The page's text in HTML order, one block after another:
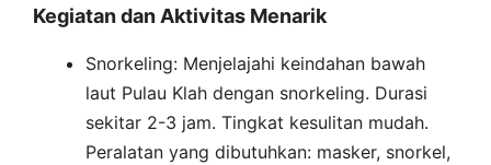
Kegiatan dan Aktivitas Menarik
Snorkeling: Menjelajahi keindahan bawah
laut Pulau Klah dengan snorkeling. Durasi
sekitar 2-3 jam. Tingkat kesulitan mudah.
Peralatan yang dibutuhkan: masker, snorkel,